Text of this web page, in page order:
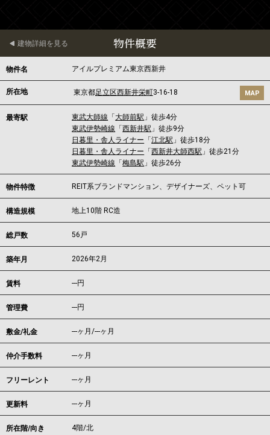
物件概要
建物詳細を見る
物件名 アイルプレミアム東京西新井
所在地 東京都足立区西新井栄町3-16-18 MAP
最寄駅 東武大師線 「 大師前駅 」徒歩4分
東武伊勢崎線 「西新井駅 」徒歩9分
日暮里・舎人ライナー 「江北駅 」徒歩18分
日暮里・舎人ライナー 「西新井大師西駅 」徒歩21分
東武伊勢崎線 「梅島駅 」徒歩26分
物件特徴 REIT系ブランドマンション、デザイナーズ、ペット可
構造規模 地上10階 RC造
総戸数 56戸
築年月 2026年2月
賃料 ---円
管理費 ---円
敷金/礼金 ---ヶ月/---ヶ月
仲介手数料 ---ヶ月
フリーレント ---ヶ月
更新料 ---ヶ月
所在階/向き 4階/北